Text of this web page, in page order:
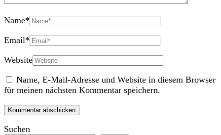
Name*
Email*
Website
Name, E-Mail-Adresse und Website in diesem Browser
für meinen nächsten Kommentar speichern.
Suchen